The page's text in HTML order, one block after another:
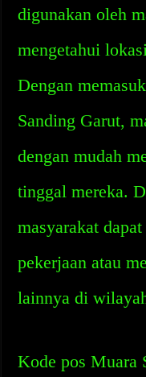
digunakan oleh
mengetahui
Dengan
Sanding Garut,
dengan mudah
tinggal mereka.
masyarakat
pekerjaan atau
lainnya di
Kode pos Muara